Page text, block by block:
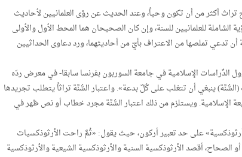
أكثر من أن تكون وحياً، وعند الحديث عن رؤى العلمانيين لأحاديث
الشاملة للعلمانيين للسنة، وإن كان الصحيحان هما المحط الأول والأولى
أن تدعي تملصها من الاعتراف بأيّ من أحاديثهما، ورد دعاوى الحداثيين
الدِّراسات الإسلامية في جامعة السوربون بفرنسا سابقا- في معرض ردّه
ينبغي أن تتغلب على كُلّ بدعة». واعتبار السُّنَّة تراثاً يتطلب تجريدها
الإسلامية. ويستلزم من ذلك اعتبار السُّنَّة مجرد خطاب أو نص ظهر في
على حد تعبير أركون، حيث يقول: «ثُمَّ راحت الأرثوذكسيات
أقصد الأرثوذكسية السنية والأرثوذكسية الشيعية والأرثوذكسية